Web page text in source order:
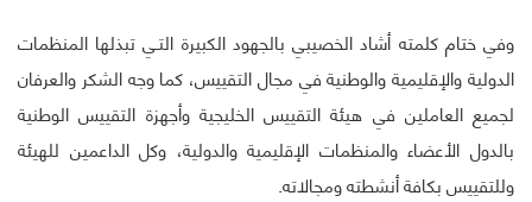
وفي ختام كلمته أشاد الخصيبي بالجهود الكبيرة التـي تبذلها المنظمات
الدولية والإقليمية والوطنية في مجال التقييس، كما وجه الشكر والعرفان
لجميع العاملين في هيئة التقييس الخليجية وأجهزة التقييس الوطنية
بالدول الأعضاء والمنظمات الإقليمية والدولية، وكل الداعمين للهيئة
وللتقييس بكافة أنشطته ومجالاته.